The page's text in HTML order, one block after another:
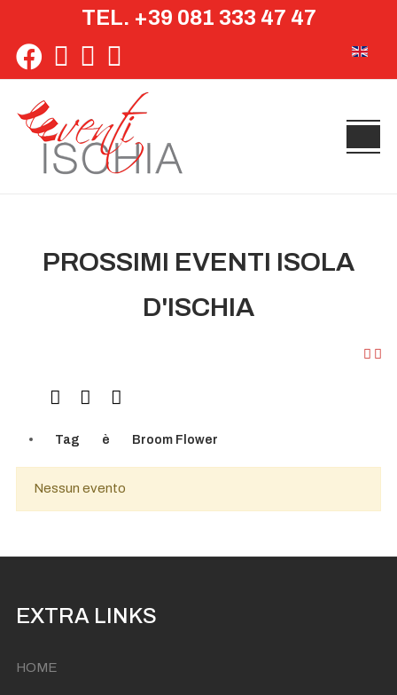
TEL. +39 081 333 47 47
PROSSIMI EVENTI ISOLA
D'ISCHIA
Tag è Broom Flower
Nessun evento
EXTRA LINKS
HOME